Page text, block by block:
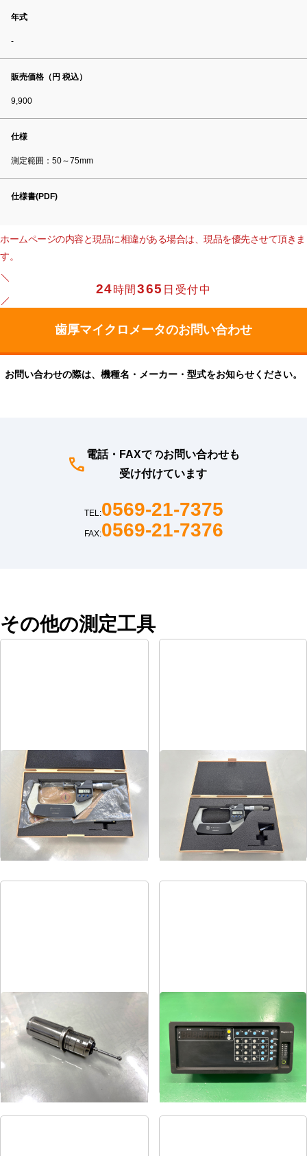
年式
-
販売価格（円 税込）
9,900
仕様
測定範囲：50～75mm
仕様書(PDF)
ホームページの内容と現品に相違がある場合は、現品を優先させて頂きま
す。
24時間365 日受付中
お問い合わせの際は、機種名・メーカー・型式をお知らせください。
電話・FAXでのお問い合わせも
受け付けています
TEL:0569-21-7375
FAX:0569-21-7376
その他の測定工具
デジタル歯厚マイクロメータ
メーカー ミツトヨ
式GMA-75MX
式-
デジタルポイントマイクロ
メータ
メーカー ミツトヨ
式CPM30-50MJ
式
ポイントマスター
メーカー BIG
式 PMG-32
メーカー ソニー
形 LH71A-1
年 式-